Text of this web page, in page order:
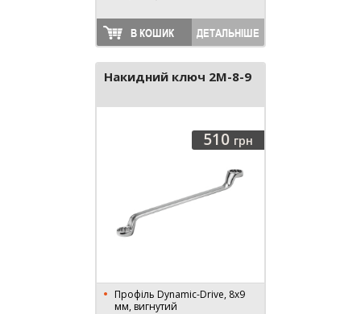
В КОШИК ДЕТАЛЬНІШЕ
Накидний ключ 2M-8-9
510 грн
Профіль Dynamic-Drive, 8x9
мм, вигнутий